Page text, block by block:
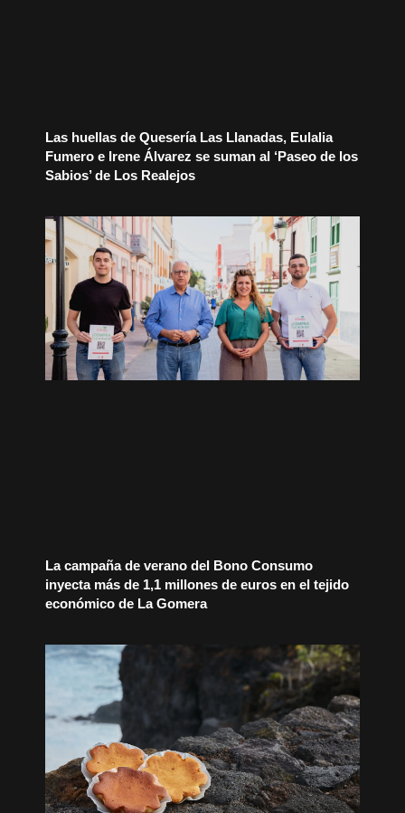
Las huellas de Quesería Las Llanadas, Eulalia
Fumero e Irene Álvarez se suman al ‘Paseo de los
Sabios’ de Los Realejos
La campaña de verano del Bono Consumo
inyecta más de 1,1 millones de euros en el tejido
económico de La Gomera